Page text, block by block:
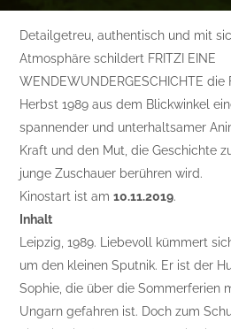
Detailgetreu, authentisch und mit
Atmosphäre schildert FRITZI EINE
WENDEWUNDERGESCHICHTE
Herbst 1989 aus dem Blickwinkel
spannender und unterhaltsamer
Kraft und den Mut, die Geschichte
junge Zuschauer berühren wird.
Kinostart ist am10.11.2019.
Inhalt
Leipzig, 1989. Liebevoll kümmert
um den kleinen Sputnik. Er ist der
Sophie, die über die Sommerferien
Ungarn gefahren ist. Doch zum